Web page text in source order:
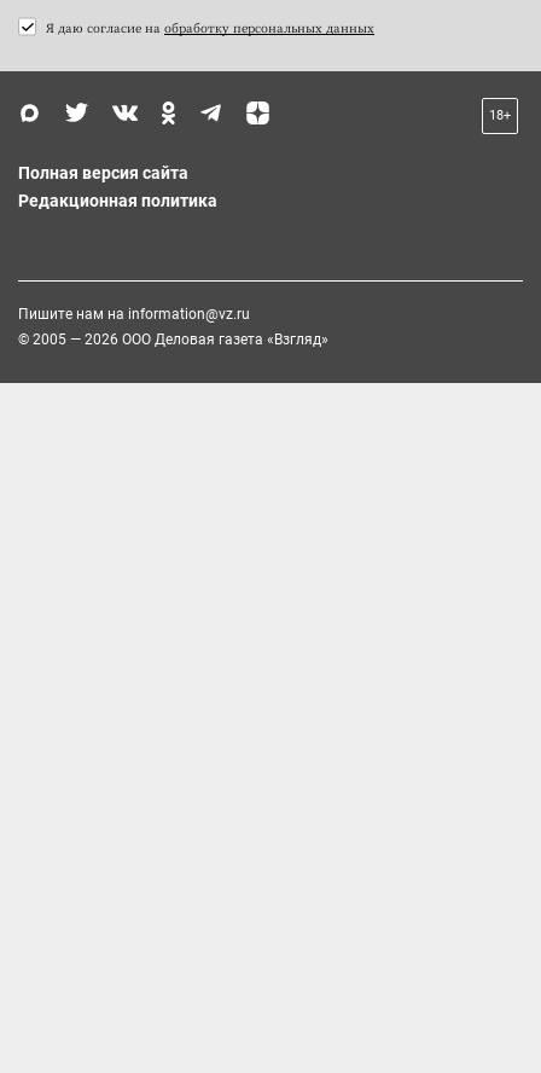
Я даю согласие на обработку персональных данных
18+
Полная версия сайта
Редакционная политика
Пишите нам на information@vz.ru
© 2005 — 2026 ООО Деловая газета «Взгляд»